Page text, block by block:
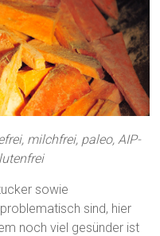
milchfrei, paleo, AIP-
sowie
sind, hier
noch viel gesünder ist